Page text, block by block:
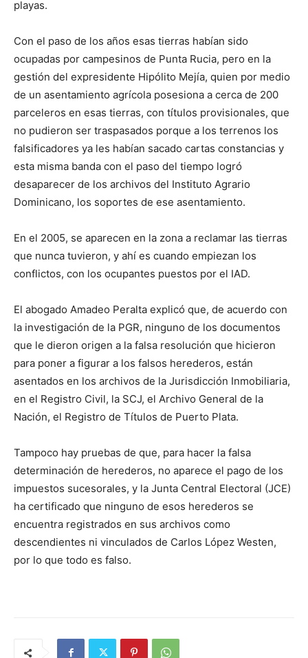
playas.
Con el paso de los años esas tierras habían sido
ocupadas por campesinos de Punta Rucia, pero en la
gestión del expresidente Hipólito Mejía, quien por medio
de un asentamiento agrícola posesiona a cerca de 200
parceleros en esas tierras, con títulos provisionales, que
no pudieron ser traspasados porque a los terrenos los
falsificadores ya les habían sacado cartas constancias y
esta misma banda con el paso del tiempo logró
desaparecer de los archivos del Instituto Agrario
Dominicano, los soportes de ese asentamiento.
En el 2005, se aparecen en la zona a reclamar las tierras
que nunca tuvieron, y ahí es cuando empiezan los
conflictos, con los ocupantes puestos por el IAD.
El abogado Amadeo Peralta explicó que, de acuerdo con
la investigación de la PGR, ninguno de los documentos
que le dieron origen a la falsa resolución que hicieron
para poner a figurar a los falsos herederos, están
asentados en los archivos de la Jurisdicción Inmobiliaria,
en el Registro Civil, la SCJ, el Archivo General de la
Nación, el Registro de Títulos de Puerto Plata.
Tampoco hay pruebas de que, para hacer la falsa
determinación de herederos, no aparece el pago de los
impuestos sucesorales, y la Junta Central Electoral (JCE)
ha certificado que ninguno de esos herederos se
encuentra registrados en sus archivos como
descendientes ni vinculados de Carlos López Westen,
por lo que todo es falso.